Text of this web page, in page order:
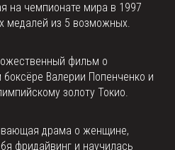
на чемпионате мира в 1997
медалей из 5 возможных.
фильм о
Валерии Попенченко и
золоту Токио.
драма о женщине,
фридайвинг и научилась